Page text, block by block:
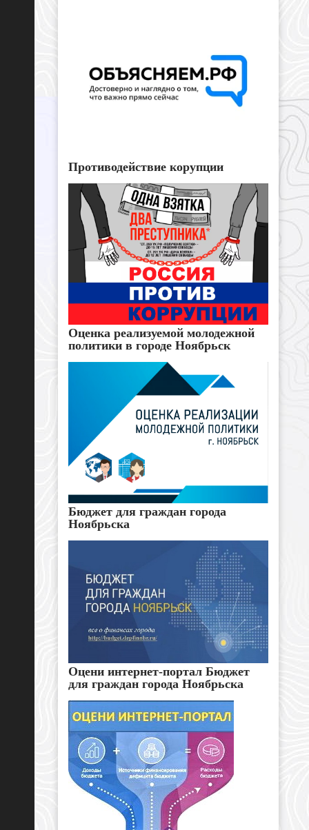
Противодействие корупции
Оценка реализуемой молодежной
политики в городе Ноябрьск
Бюджет для граждан города
Ноябрьска
Оцени интернет-портал Бюджет
для граждан города Ноябрьска